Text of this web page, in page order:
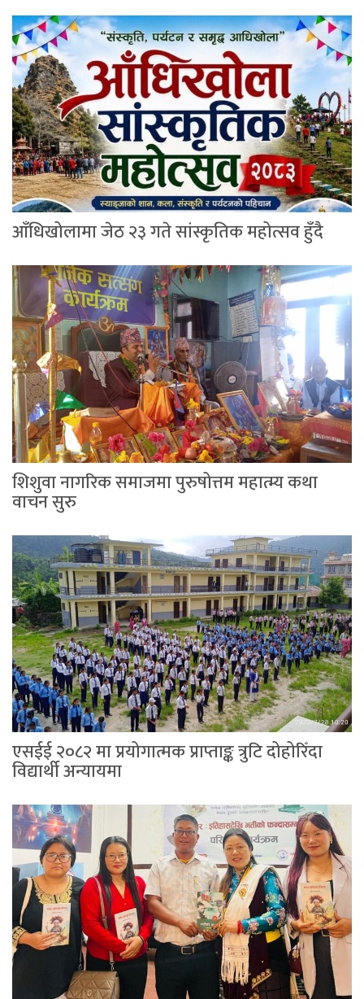
आँधिखोलामा जेठ २३ गते सांस्कृतिक महोत्सव हुँदै
शिशुवा नागरिक समाजमा पुरुषोत्तम महात्म्य कथा
वाचन सुरु
एसईई २०८२ मा प्रयोगात्मक प्राप्ताङ्क त्रुटि दोहोरिँदा
विद्यार्थी अन्यायमा